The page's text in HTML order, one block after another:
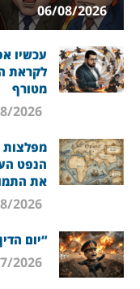
06/08/2026
עכשיו
לקראת
מטורף
מפלצות
הנפט
את
“יום